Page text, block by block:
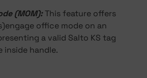
(MOM):This feature offers
office mode on an
a valid Salto KS tag
inside handle.